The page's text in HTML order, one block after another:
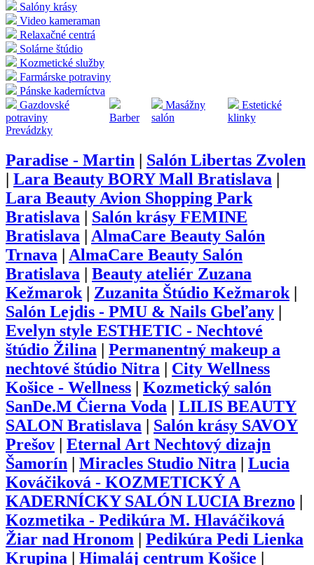
Salóny krásy
Video kameraman
Relaxačné centrá
Solárne štúdio
Kozmetické služby
Farmárske potraviny
Pánske kaderníctva
Gazdovské
potraviny
Barber
Masážny
salón
Estetické
klinky
Prevádzky
Paradise - Martin
Salón Libertas Zvolen
Lara Beauty BORY Mall Bratislava
Lara Beauty Avion Shopping Park
Bratislava
Salón krásy FEMINE
Bratislava
AlmaCare Beauty Salón
Trnava
AlmaCare Beauty Salón
Bratislava
Beauty ateliér Zuzana
Kežmarok| Zuzanita Štúdio Kežmarok|
Salón Lejdis - PMU & Nails Gbeľany
Evelyn style ESTHETIC - Nechtové
štúdio Žilina
Permanentný makeup a
nechtové štúdio Nitra
City Wellness
Košice - Wellness
Kozmetický salón
SanDe.M Čierna Voda
LILIS BEAUTY
SALON Bratislava
Salón krásy SAVOY
Prešov
Eternal Art Nechtový dizajn
Šamorín
Miracles Studio Nitra
Lucia
Kováčiková - KOZMETICKÝ A
KADERNÍCKY SALÓN LUCIA Brezno
Kozmetika - Pedikúra M. Hlaváčiková
Žiar nad Hronom
Pedikúra Pedi Lienka
Krupina
Himaláj centrum Košice